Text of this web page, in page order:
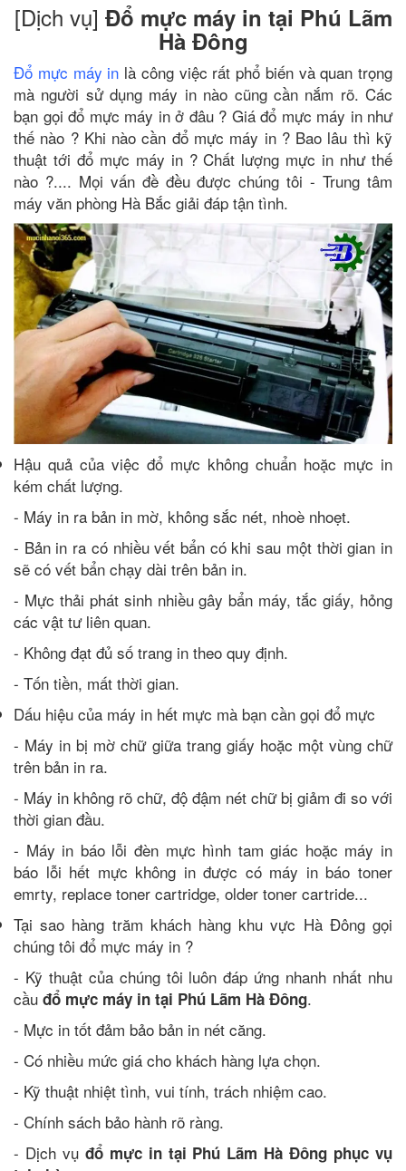
[Dịch vụ] Đổ mực máy in tại Phú Lãm
Hà Đông
Đổ mực máy in là công việc rất phổ biến và quan trọng
mà người sử dụng máy in nào cũng cần nắm rõ. Các
bạn gọi đổ mực máy in ở đâu ? Giá đổ mực máy in như
thế nào ? Khi nào cần đổ mực máy in ? Bao lâu thì kỹ
thuật tới đổ mực máy in ? Chất lượng mực in như thế
nào ?.... Mọi vấn đề đều được chúng tôi - Trung tâm
máy văn phòng Hà Bắc giải đáp tận tình.
Hậu quả của việc đổ mực không chuẩn hoặc mực in
kém chất lượng.
- Máy in ra bản in mờ, không sắc nét, nhoè nhoẹt.
- Bản in ra có nhiều vết bẩn có khi sau một thời gian in
sẽ có vết bẩn chạy dài trên bản in.
- Mực thải phát sinh nhiều gây bẩn máy, tắc giấy, hỏng
các vật tư liên quan.
- Không đạt đủ số trang in theo quy định.
- Tốn tiền, mất thời gian.
Dấu hiệu của máy in hết mực mà bạn cần gọi đổ mực
- Máy in bị mờ chữ giữa trang giấy hoặc một vùng chữ
trên bản in ra.
- Máy in không rõ chữ, độ đậm nét chữ bị giảm đi so với
thời gian đầu.
- Máy in báo lỗi đèn mực hình tam giác hoặc máy in
báo lỗi hết mực không in được có máy in báo toner
emrty, replace toner cartridge, older toner cartride...
Tại sao hàng trăm khách hàng khu vực Hà Đông gọi
chúng tôi đổ mực máy in ?
- Kỹ thuật của chúng tôi luôn đáp ứng nhanh nhất nhu
cầu đổ mực máy in tại Phú Lãm Hà Đông.
- Mực in tốt đảm bảo bản in nét căng.
- Có nhiều mức giá cho khách hàng lựa chọn.
- Kỹ thuật nhiệt tình, vui tính, trách nhiệm cao.
- Chính sách bảo hành rõ ràng.
- Dịch vụ đổ mực in tại Phú Lãm Hà Đông phục vụ